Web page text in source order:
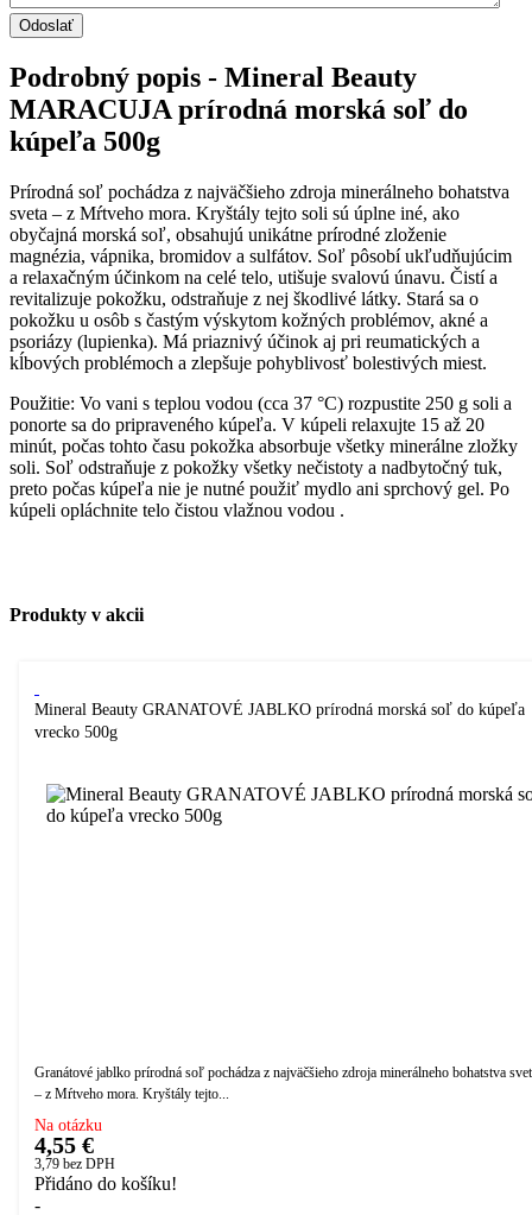
Podrobný popis - Mineral Beauty
MARACUJA prírodná morská soľ do
kúpeľa 500g
Prírodná soľ pochádza z najväčšieho zdroja minerálneho bohatstva
sveta – z Mŕtveho mora. Kryštály tejto soli sú úplne iné, ako
obyčajná morská soľ, obsahujú unikátne prírodné zloženie
magnézia, vápnika, bromidov a sulfátov. Soľ pôsobí ukľudňujúcim
a relaxačným účinkom na celé telo, utišuje svalovú únavu. Čistí a
revitalizuje pokožku, odstraňuje z nej škodlivé látky. Stará sa o
pokožku u osôb s častým výskytom kožných problémov, akné a
psoriázy (lupienka). Má priaznivý účinok aj pri reumatických a
kĺbových problémoch a zlepšuje pohyblivosť bolestivých miest.
Použitie: Vo vani s teplou vodou (cca 37 °C) rozpustite 250 g soli a
ponorte sa do pripraveného kúpeľa. V kúpeli relaxujte 15 až 20
minút, počas tohto času pokožka absorbuje všetky minerálne zložky
soli. Soľ odstraňuje z pokožky všetky nečistoty a nadbytočný tuk,
preto počas kúpeľa nie je nutné použiť mydlo ani sprchový gel. Po
kúpeli opláchnite telo čistou vlažnou vodou .
Produkty v akcii
Mineral Beauty GRANATOVÉ JABLKO prírodná morská soľ do kúpeľa
vrecko 500g
Granátové jablko prírodná soľ pochádza z najväčšieho zdroja minerálneho bohatstva
– z Mŕtveho mora. Kryštály tejto...
Na otázku
4,55 €
3,79 bez DPH
Přidáno do košíku!
-